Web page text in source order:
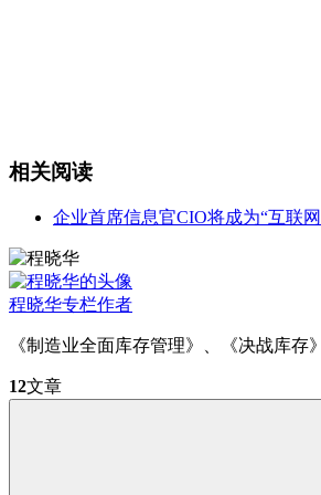
相关阅读
企业首席信息官CIO将成为“互联
程晓华专栏作者
《制造业全面库存管理》、《决战库存
12文章